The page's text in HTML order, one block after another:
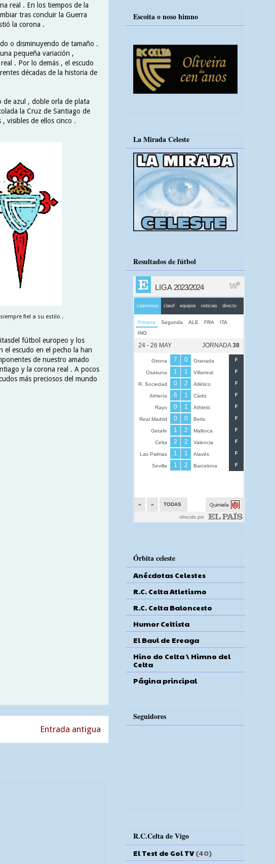
real . En los tiempos de la
tras concluir la Guerra
la corona .
o disminuyendo de tamaño .
pequeña variación ,
. Por lo demás , el escudo
décadas de la historia de
de azul , doble orla de plata
la Cruz de Santiago de
visibles de ellos cinco .
fiel a su estilo .
fútbol europeo y los
el escudo en el pecho la han
de nuestro amado
y la corona real . A pocos
más preciosos del mundo
Entrada antigua
Escoita o noso himno
La Mirada Celeste
Resultados de fútbol
Órbita celeste
Anécdotas Celestes
R.C. Celta Atletismo
R.C. Celta Baloncesto
Humor Celtista
El Baul de Ereaga
Hino do Celta \ Himno del
Celta
Página principal
Seguidores
R.C.Celta de Vigo
El Test de Gol TV (40)